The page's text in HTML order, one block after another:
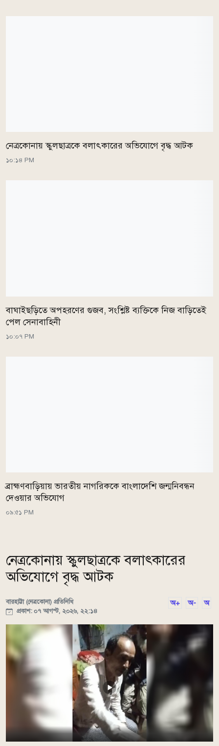
নেত্রকোনায় স্কুলছাত্রকে বলাৎকারের অভিযোগে বৃদ্ধ আটক
১০:১৪ PM
বাঘাইছড়িতে অপহরণের গুজব, সংশ্লিষ্ট ব্যক্তিকে নিজ বাড়িতেই
পেল সেনাবাহিনী
১০:০৭ PM
ব্রাহ্মণবাড়িয়ায় ভারতীয় নাগরিককে বাংলাদেশি জন্মনিবন্ধন
দেওয়ার অভিযোগ
০৯:৫১ PM
নেত্রকোনায় স্কুলছাত্রকে বলাৎকারের
অভিযোগে বৃদ্ধ আটক
বারহাট্টা (নেত্রকোনা) প্রতিনিধি
প্রকাশ: ০৭ আগস্ট, ২০২৬, ২২:১৪
অ+ অ- অ